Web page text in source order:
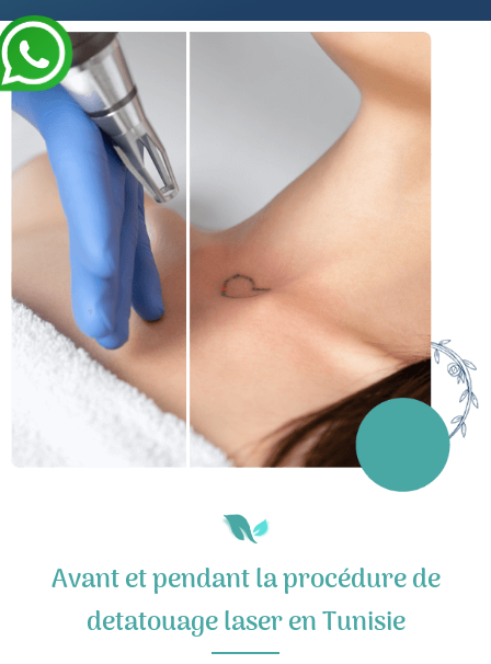
Avant et pendant la procédure de
detatouage laser en Tunisie